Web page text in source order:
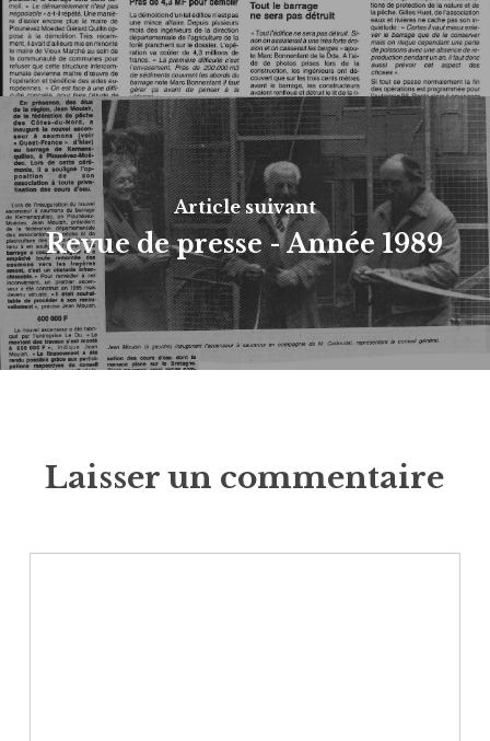
Article suivant
Revue de presse - Année 1989
Laisser un commentaire